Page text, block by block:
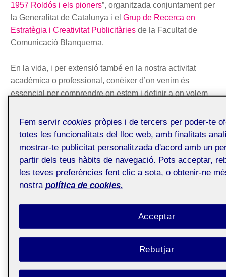
1957 Roldós i els pioners”, organitzada conjuntament per
la Generalitat de Catalunya i el Grup de Recerca en
Estratègia i Creativitat Publicitàries de la Facultat de
Comunicació Blanquerna.
En la vida, i per extensió també en la nostra activitat
acadèmica o professional, conèixer d’on venim és
essencial per comprendre on estem i definir a on volem
mitjans de difusió fruit de l’avenç de les tecnologies de la
informació i de la comunicació. L’anomenada publicitat
digital, els nous formats, la interacció i les xarxes socials
centren bona part del debat publicitari actual.
Però fa poc més de 150 anys, els nostres avantpassats
en l’activitat. I ho feien a Barcelona, amb pocs referents i
escassos mitjans. És l’inici de la publicitat moderna a
configuren l’essència de la publicitat actual. Una
Serra –rebesnéta de Rafael Roldós i col·laboradora
Fem servir cookies pròpies i de tercers per poder-te
totes les funcionalitats del lloc web, amb finalitats
mostrar-te publicitat personalitzada d'acord amb un
partir dels teus hàbits de navegació. Pots acceptar,
les teves preferències fent clic a sota, o obtenir-ne
nostra política de cookies.
Rebutjar
Acceptar